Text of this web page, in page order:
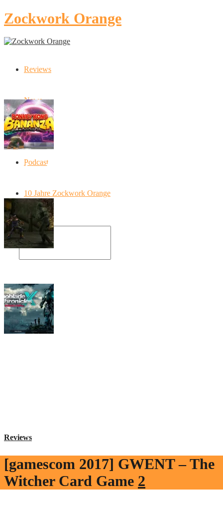
Zockwork Orange
Reviews
News
Artikel
Podcast
10 Jahre Zockwork Orange
Donkey Kong Bananza: “Ich mache alles
Reviews
[gamescom 2017] GWENT – The
Witcher Card Game 2